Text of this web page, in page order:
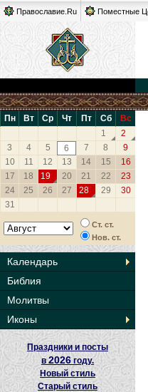
Православие.Ru Поместные
Пн Вт Ср Чт Пт Сб
Вс
1
2
3
4 5 6 7 8
9
10
11 12 13 14 15
16
17
18 19 20 21 22
23
24
25 26 27 28 29
30
31
Ст. ст.
Нов. ст.
Календарь
Библия
Молитвы
Иконы
Праздники и посты
в2026 году.
Новый стиль
Старый стиль